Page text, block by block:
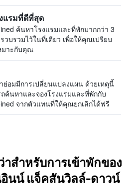
แรมที่ดีที่สุด
ค้นหาโรงแรมและที่พักมากกว่า 3
วบรวมไว้ในที่เดียว เพื่อให้คุณเปรียบ
มาะกับคุณ
าย่อมมีการเปลี่ยนแปลงแผน ด้วยเหตุนี้
ค้นหาและจองโรงแรมและที่พักกับ
จากตัวแทนที่ให้คุณยกเลิกได้ฟรี
สำหรับการเข้าพักของ
นน์ แจ็คสันวิลล์-ดาวน์